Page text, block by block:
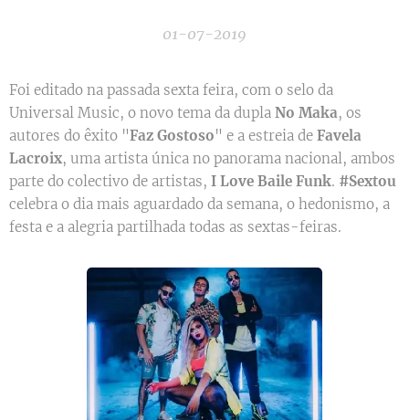
01-07-2019
Foi editado na passada sexta feira, com o selo da
Universal Music, o novo tema da dupla No Maka, os
autores do êxito "Faz Gostoso" e a estreia de Favela
Lacroix, uma artista única no panorama nacional, ambos
parte do colectivo de artistas, I Love Baile Funk. #Sextou
celebra o dia mais aguardado da semana, o hedonismo, a
festa e a alegria partilhada todas as sextas-feiras.